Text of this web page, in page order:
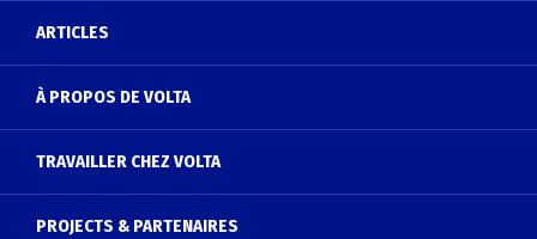
ARTICLES
À PROPOS DE VOLTA
TRAVAILLER CHEZ VOLTA
PROJECTS & PARTENAIRES